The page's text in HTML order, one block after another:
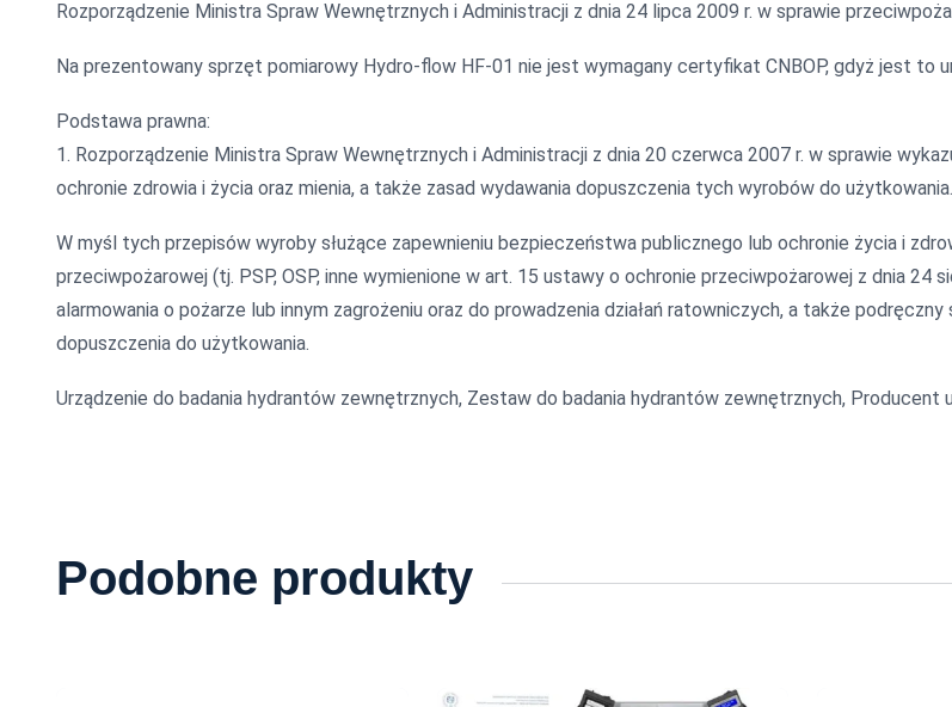
Rozporządzenie Ministra Spraw Wewnętrznych i Administracji z dnia 24 lipca 2009 r. w sprawie
Na prezentowany sprzęt pomiarowy Hydro-flow HF-01 nie jest wymagany certyfikat CNBOP, gdyż jest to
Podstawa prawna:
1. Rozporządzenie Ministra Spraw Wewnętrznych i Administracji z dnia 20 czerwca 2007 r. w sprawie
ochronie zdrowia i życia oraz mienia, a także zasad wydawania dopuszczenia tych wyrobów do użytkowania.
W myśl tych przepisów wyroby służące zapewnieniu bezpieczeństwa publicznego lub ochronie życia i
przeciwpożarowej (tj. PSP, OSP, inne wymienione w art. 15 ustawy o ochronie przeciwpożarowej z dnia
alarmowania o pożarze lub innym zagrożeniu oraz do prowadzenia działań ratowniczych, a także
dopuszczenia do użytkowania.
Urządzenie do badania hydrantów zewnętrznych, Zestaw do badania hydrantów zewnętrznych, Producent
Podobne produkty